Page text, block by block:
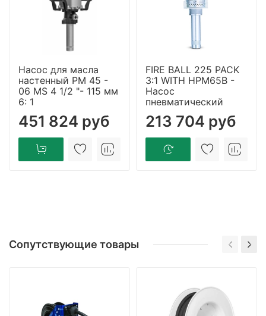
Насос для масла
настенный PM 45 -
06 MS 4 1/2 "- 115 мм
6: 1
451 824 руб
FIRE BALL 225 PACK
3:1 WITH HPM65B -
Насос
пневматический
213 704 руб
Сопутствующие товары